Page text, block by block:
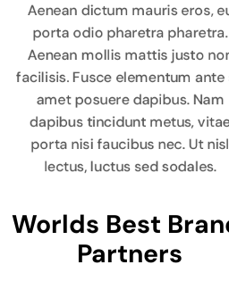
Aenean dictum mauris eros,
porta odio pharetra pharetra.
Aenean mollis mattis justo
facilisis. Fusce elementum ante
amet posuere dapibus. Nam
dapibus tincidunt metus,
porta nisi faucibus nec. Ut nisl
lectus, luctus sed sodales.
Worlds Best
Partners